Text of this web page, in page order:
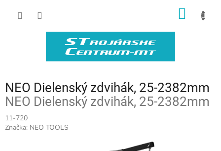
NEO Dielenský zdvihák, 25-2382mm
NEO Dielenský zdvihák, 25-2382mm
11-720
Značka: NEO TOOLS